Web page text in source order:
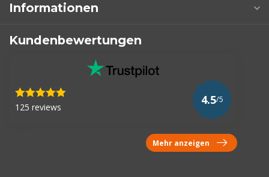
Informationen
Kundenbewertungen
125 reviews
4.5/5
Mehr anzeigen